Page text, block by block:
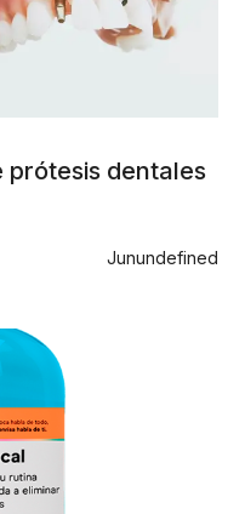
prótesis dentales
Junundefined